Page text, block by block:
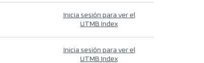
Inicia sesión para ver el
UTMB Index
Inicia sesión para ver el
UTMB Index